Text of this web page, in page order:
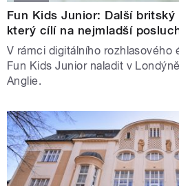
Fun Kids Junior: Další
který cílí na nejmladší
V rámci digitálního rozhlasového
Fun Kids Junior naladit v
Anglie.